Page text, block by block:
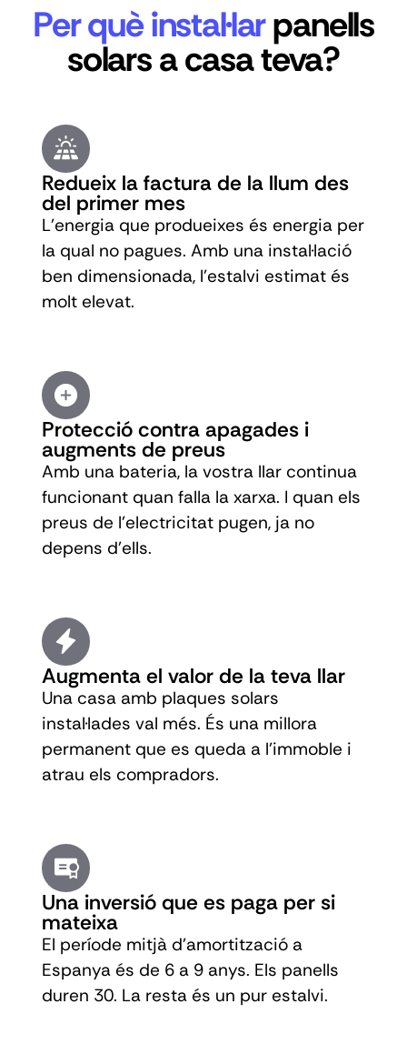
Per què instal·larpanells
solars a casa teva?
Redueix la factura de la llum des
del primer mes
L'energia que produeixes és energia per
la qual no pagues. Amb una instal·lació
ben dimensionada, l'estalvi estimat és
molt elevat.
Protecció contra apagades i
augments de preus
Amb una bateria, la vostra llar continua
funcionant quan falla la xarxa. I quan els
preus de l'electricitat pugen, ja no
depens d'ells.
Augmenta el valor de la teva llar
Una casa amb plaques solars
instal·lades val més. És una millora
permanent que es queda a l'immoble i
atrau els compradors.
Una inversió que es paga per si
mateixa
El període mitjà d'amortització a
Espanya és de 6 a 9 anys. Els panells
duren 30. La resta és un pur estalvi.